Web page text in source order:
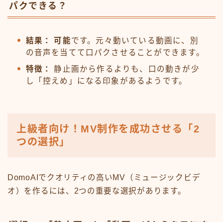
パクできる？
結果： 可能です。元々動いている動画に、別
の音声を当てて口パクさせることができます。
特徴：
静止画から作るよりも、口の動きが少
し「控えめ」になる印象があるようです。
上級者向け！MV制作を成功させる「2
つの選択」
DomoAIでクオリティの高いMV（ミュージックビデ
オ）を作るには、2つの重要な選択があります。